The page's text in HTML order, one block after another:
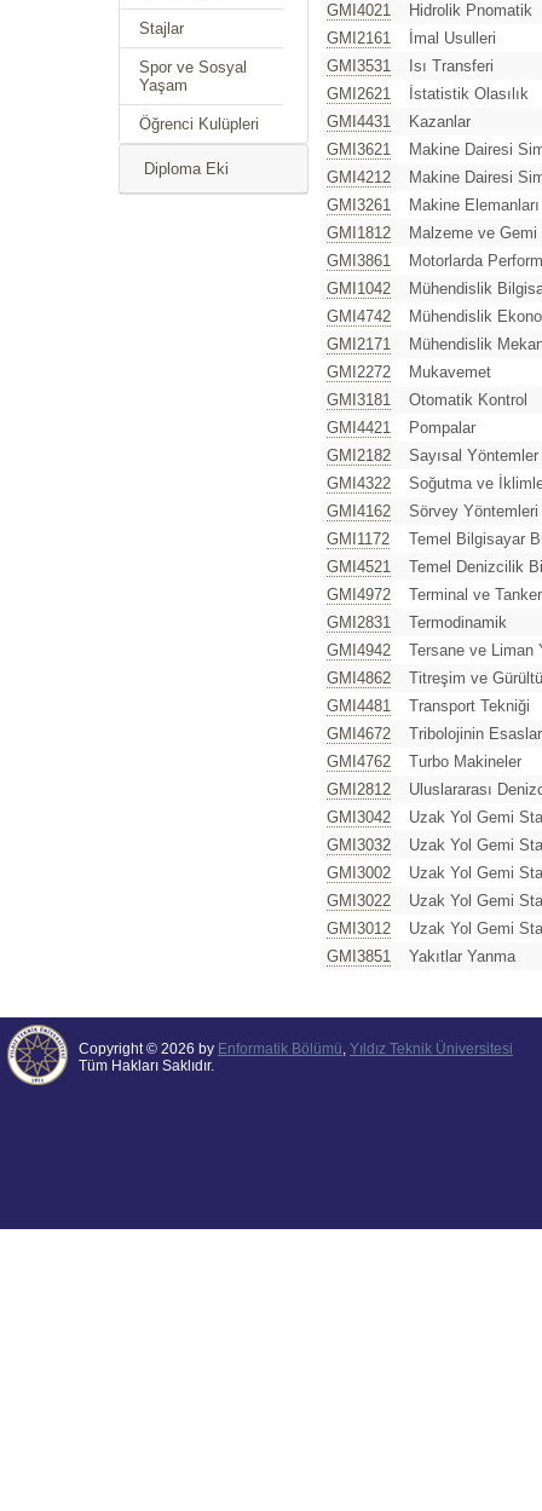
Stajlar
Spor ve Sosyal
Yaşam
Öğrenci Kulüpleri
Diploma Eki
GMI4021
Hidrolik Pnomatik
GMI2161
İmal Usulleri
GMI3531
Isı Transferi
GMI2621
İstatistik Olasılık
GMI4431
Kazanlar
GMI3621
Makine Dairesi
GMI4212
Makine Dairesi
GMI3261
Makine Elemanları
GMI1812
Malzeme ve Gemi
GMI3861
Motorlarda
GMI1042
Mühendislik
GMI4742
Mühendislik
GMI2171
Mühendislik
GMI2272
Mukavemet
GMI3181
Otomatik Kontrol
GMI4421
Pompalar
GMI2182
Sayısal Yöntemler
GMI4322
Soğutma ve
GMI4162
Sörvey Yöntemleri
GMI1172
Temel Bilgisayar
GMI4521
Temel Denizcilik
GMI4972
Terminal ve
GMI2831
Termodinamik
GMI4942
Tersane ve Liman
GMI4862
Titreşim ve Gürültü
GMI4481
Transport Tekniği
GMI4672
Tribolojinin
GMI4762
Turbo Makineler
GMI2812
Uluslararası
GMI3042
Uzak Yol Gemi
GMI3032
Uzak Yol Gemi
GMI3002
Uzak Yol Gemi
GMI3022
Uzak Yol Gemi
GMI3012
Uzak Yol Gemi
GMI3851
Yakıtlar Yanma
Copyright © 2026 by Enformatik Bölümü Yıldız Teknik Üniversitesi
Tüm Hakları Saklıdır.